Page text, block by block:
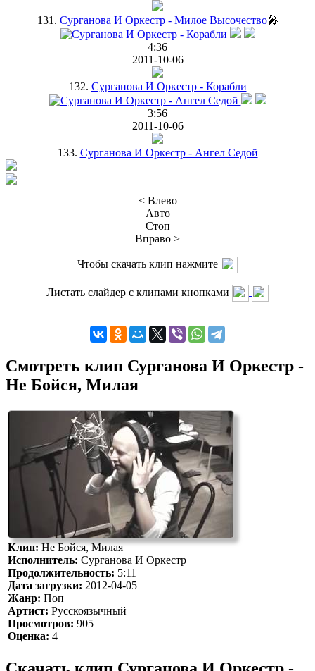
131. Сурганова И Оркестр - Милое Высочество🎤
4:36
2011-10-06
132. Сурганова И Оркестр - Корабли
3:56
2011-10-06
133. Сурганова И Оркестр - Ангел Седой
< Влево
Авто
Стоп
Вправо >
Чтобы скачать клип нажмите
Листать слайдер с клипами кнопками
Смотреть клип Сурганова И Оркестр -
Не Бойся, Милая
Клип:Не Бойся, Милая
Исполнитель: Сурганова И Оркестр
Продолжительность: 5:11
Дата загрузки: 2012-04-05
Жанр: Поп
Артист: Русскоязычный
Просмотров: 905
Оценка: 4